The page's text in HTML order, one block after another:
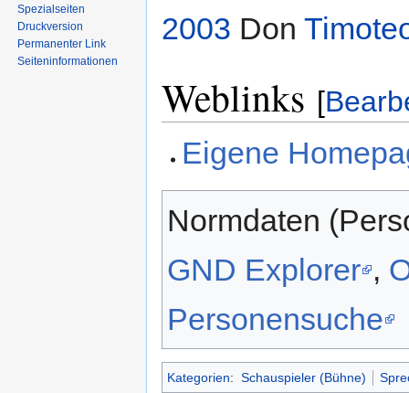
2003 Don
Weblinks [
Eigene
Normdaten
GND Explorer ,
Personensuche
Kategorien: Schauspieler (Bühne)
Spezialseiten
Druckversion
Permanenter Link
Seiten­informationen